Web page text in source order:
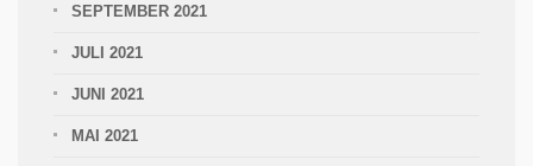
SEPTEMBER 2021
JULI 2021
JUNI 2021
MAI 2021